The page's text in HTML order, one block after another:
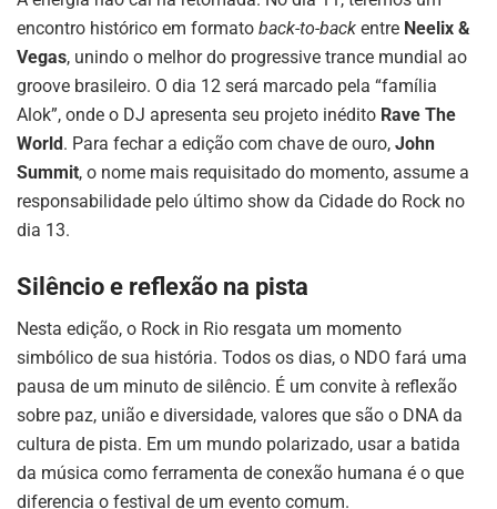
encontro histórico em formato back-to-back entre Neelix &
Vegas, unindo o melhor do progressive trance mundial ao
groove brasileiro. O dia 12 será marcado pela “família
Alok”, onde o DJ apresenta seu projeto inédito Rave The
World. Para fechar a edição com chave de ouro, John
Summit, o nome mais requisitado do momento, assume a
responsabilidade pelo último show da Cidade do Rock no
dia 13.
Silêncio e reflexão na pista
Nesta edição, o Rock in Rio resgata um momento
simbólico de sua história. Todos os dias, o NDO fará uma
pausa de um minuto de silêncio. É um convite à reflexão
sobre paz, união e diversidade, valores que são o DNA da
cultura de pista. Em um mundo polarizado, usar a batida
da música como ferramenta de conexão humana é o que
diferencia o festival de um evento comum.